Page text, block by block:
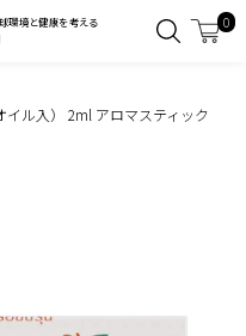
環境と健康を考える 0
ル入） 2ml アロマスティック